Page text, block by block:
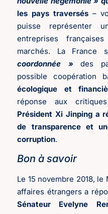
les pays traversés –
puisse représenter
entreprises
marchés. La France
coordonnée »des
possible coopération
écologique et
réponse aux
Président Xi Jinping a
de transparence et
corruption.
Bon à savoir
Le 15 novembre 2018,
affaires étrangers a
Sénateur Evelyne